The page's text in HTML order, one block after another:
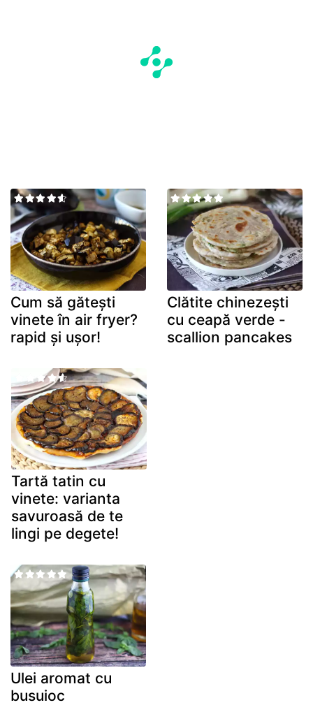
Cum să gătești
vinete în air fryer?
rapid și ușor!
Clătite chinezești
cu ceapă verde -
scallion pancakes
Tartă tatin cu
vinete: varianta
savuroasă de te
lingi pe degete!
Ulei aromat cu
busuioc